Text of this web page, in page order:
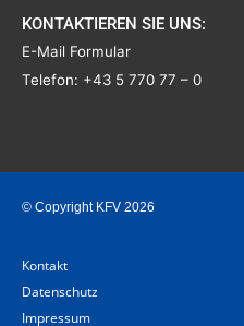
KONTAKTIEREN SIE UNS:
E-Mail Formular
Telefon: +43 5 770 77 – 0
© Copyright KFV 2026
Kontakt
Datenschutz
Impressum